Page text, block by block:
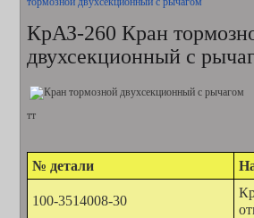
КрАЗ-260 Кран
двухсекционный с
тт
№ детали
100-3514008-30